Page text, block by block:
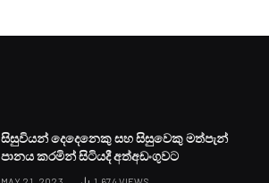
සිසුවියන් දෙදෙනෙකු සහ සිසුවෙකු මත්පැන්
පානය කරමින් සිටියදී අත්අඩංගුවට